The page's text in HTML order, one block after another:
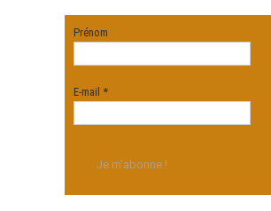
Prénom
E-mail *